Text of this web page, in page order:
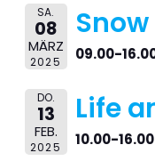
SA.
08
MÄRZ
2025 09.00-
DO.
13
FEB.
2025
Life
10.00-